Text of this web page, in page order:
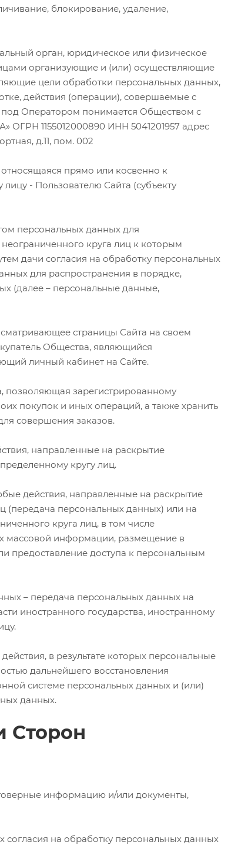
блокирование, удаление,
орган, юридическое или физическое
организующие и (или) осуществляющие
цели обработки персональных данных,
действия (операции), совершаемые с
Оператором понимается Обществом с
1155012000890 ИНН 5041201957 адрес
д.11, пом. 002
прямо или косвенно к
- Пользователю Сайта (субъекту
персональных данных для
круга лиц к которым
дачи согласия на обработку персональных
для распространения в порядке,
(далее – персональные данные,
страницы Сайта на своем
Общества, являющийся
личный кабинет на Сайте.
позволяющая зарегистрированному
покупок и иных операций, а также хранить
совершения заказов.
направленные на раскрытие
кругу лиц.
действия, направленные на раскрытие
(передача персональных данных) или на
круга лиц, в том числе
массовой информации, размещение в
предоставление доступа к персональным
– передача персональных данных на
иностранного государства, иностранному
в результате которых персональные
дальнейшего восстановления
системе персональных данных и (или)
данных.
Сторон
информацию и/или документы,
согласия на обработку персональных данных